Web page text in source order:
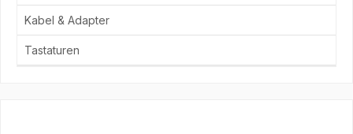
Kabel & Adapter
Tastaturen